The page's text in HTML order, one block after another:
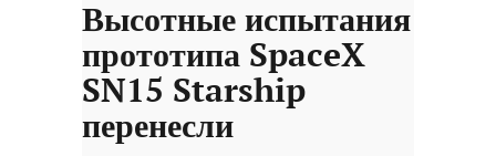
Высотные испытания
прототипа SpaceX
SN15 Starship
перенесли